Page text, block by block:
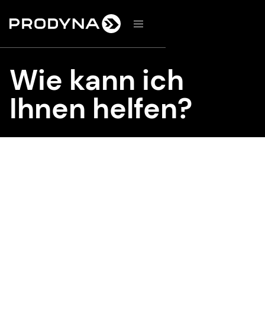
d
Wie kann ich
Ihnen helfen?